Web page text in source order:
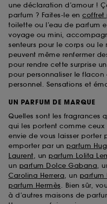
une déclaration d’amour !
parfum ? Faites-le en coffret
toilette ou l’eau de parfum
voyage ou mini,
senteurs pour le corps ou
peuvent même renfermer
pour rendre cette surprise
pour personnaliser le
personnel. Sensations et
UN PARFUM DE MARQUE
Quelles sont les fragrances
qui les portent comme ceux
envie de vous laisser porter
emporter par un parfum
Laurent, un parfum Lolita
un parfum Dolce Gabana,
Carolina Herrera, un parfum
parfum Hermès. Bien sûr,
à d’autres maisons de